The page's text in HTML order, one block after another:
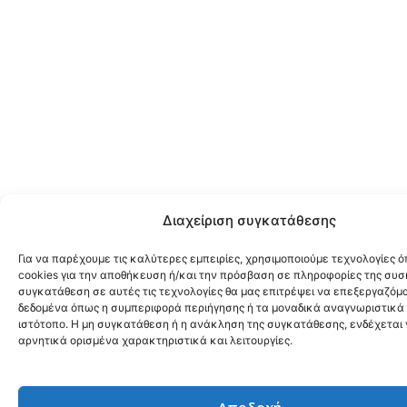
Διαχείριση συγκατάθεσης
Για να παρέχουμε τις καλύτερες εμπειρίες, χρησιμοποιούμε τεχνολογίες
cookies για την αποθήκευση ή/και την πρόσβαση σε πληροφορίες της
συγκατάθεση σε αυτές τις τεχνολογίες θα μας επιτρέψει να
δεδομένα όπως η συμπεριφορά περιήγησης ή τα μοναδικά
ιστότοπο. Η μη συγκατάθεση ή η ανάκληση της συγκατάθεσης, ενδέχεται
αρνητικά ορισμένα χαρακτηριστικά και λειτουργίες.